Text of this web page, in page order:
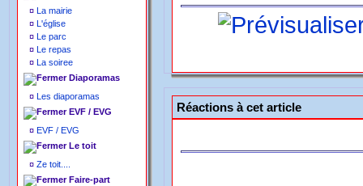
¤ La mairie
¤ L'église
¤ Le parc
¤ Le repas
¤ La soiree
Diaporamas
¤ Les diaporamas
EVF / EVG
¤ EVF / EVG
Le toit
¤ Ze toit....
Faire-part
Réactions à cet article